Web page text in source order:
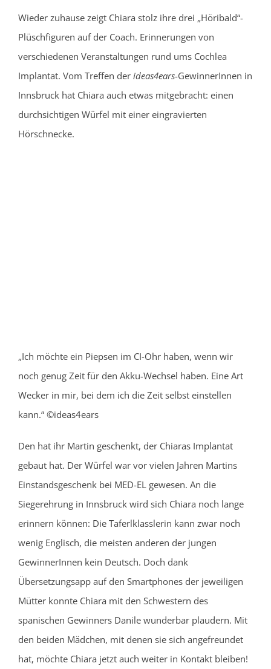
Wieder zuhause zeigt Chiara stolz ihre drei „Höribald“-
Plüschfiguren auf der Coach. Erinnerungen von
verschiedenen Veranstaltungen rund ums Cochlea
Implantat. Vom Treffen derideas4ears-GewinnerInnen in
Innsbruck hat Chiara auch etwas mitgebracht: einen
durchsichtigen Würfel mit einer eingravierten
Hörschnecke.
„Ich möchte ein Piepsen im CI-Ohr haben, wenn wir
noch genug Zeit für den Akku-Wechsel haben. Eine Art
Wecker in mir, bei dem ich die Zeit selbst einstellen
kann.“ ©ideas4ears
Den hat ihr Martin geschenkt, der Chiaras Implantat
gebaut hat. Der Würfel war vor vielen Jahren Martins
Einstandsgeschenk bei MED-EL gewesen. An die
Siegerehrung in Innsbruck wird sich Chiara noch lange
erinnern können: Die Taferlklasslerin kann zwar noch
wenig Englisch, die meisten anderen der jungen
GewinnerInnen kein Deutsch. Doch dank
Übersetzungsapp auf den Smartphones der jeweiligen
Mütter konnte Chiara mit den Schwestern des
spanischen Gewinners Danile wunderbar plaudern. Mit
den beiden Mädchen, mit denen sie sich angefreundet
hat, möchte Chiara jetzt auch weiter in Kontakt bleiben!